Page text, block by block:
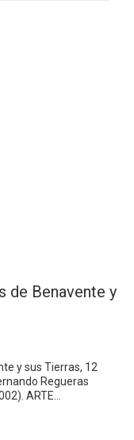
de Benavente y
y sus Tierras, 12
Regueras
ARTE…